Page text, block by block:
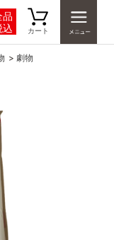
品
込
カート
> 劇物